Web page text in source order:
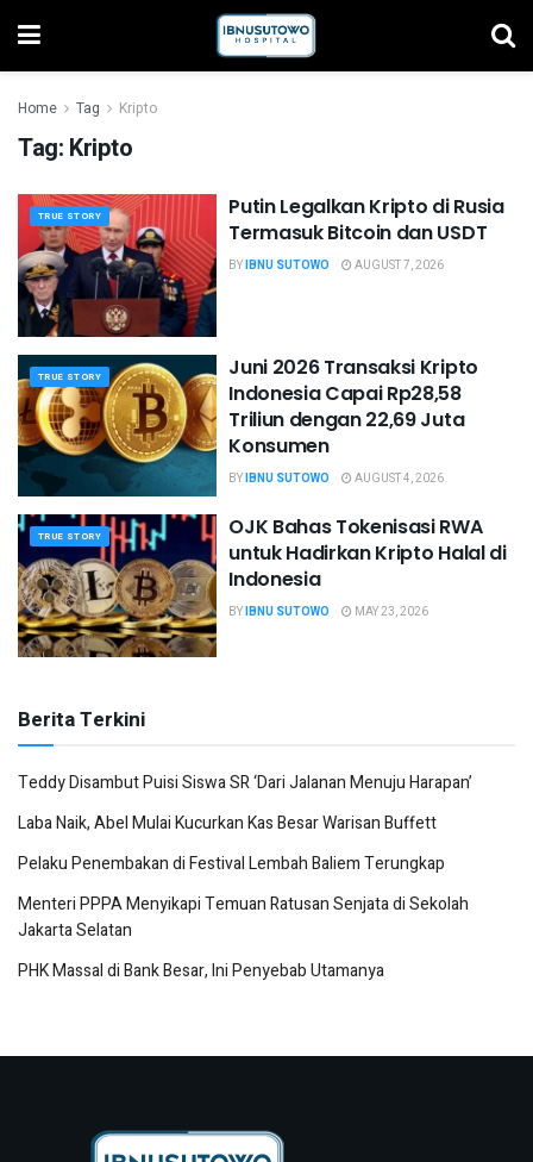
Home Tag Kripto
Tag: Kripto
TRUE STORY
Putin Legalkan Kripto di Rusia
Termasuk Bitcoin dan USDT
BYIBNU SUTOWO AUGUST 7, 2026
TRUE STORY
Juni 2026 Transaksi Kripto
Indonesia Capai Rp28,58
Triliun dengan 22,69 Juta
Konsumen
BYIBNU SUTOWO AUGUST 4, 2026
TRUE STORY
OJK Bahas Tokenisasi RWA
untuk Hadirkan Kripto Halal di
Indonesia
BYIBNU SUTOWO MAY 23, 2026
Berita Terkini
Teddy Disambut Puisi Siswa SR ‘Dari Jalanan Menuju Harapan’
Laba Naik, Abel Mulai Kucurkan Kas Besar Warisan Buffett
Pelaku Penembakan di Festival Lembah Baliem Terungkap
Menteri PPPA Menyikapi Temuan Ratusan Senjata di Sekolah
Jakarta Selatan
PHK Massal di Bank Besar, Ini Penyebab Utamanya